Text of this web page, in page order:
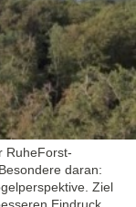
RuheForst-
daran:
Ziel
Eindruck